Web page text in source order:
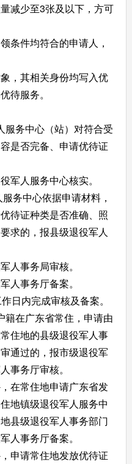
减少至3张及以下，方可
条件均符合的申请人，
其相关身份均写入优
待服务。
服务中心（站）对符合受
是否完备、申请优待证
人服务中心核实。
务中心依据申请材料，
待证种类是否准确、照
求的，报县级退役军人
事务局审核。
事务厅备案。
内完成审核及备案。
籍在广东省常住，申请由
住地的县级退役军人事
通过的，报市级退役军
事务厅审核。
常住地申请广东省发
地镇级退役军人服务中
县级退役军人事务部门
人事务厅备案。
请常住地发放优待证